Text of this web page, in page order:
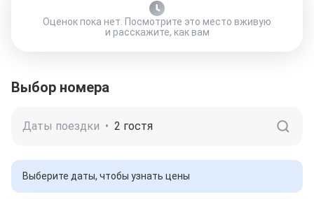
Оценок пока нет. Посмотрите это место вживую
и расскажите, как вам
Выбор номера
Даты поездки • 2 гостя
Выберите даты, чтобы узнать цены